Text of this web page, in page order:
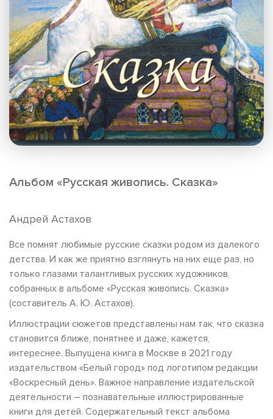
Альбом «Русская живопись. Сказка»
Андрей Астахов
Все помнят любимые русские сказки родом из далекого
детства. И как же приятно взглянуть на них еще раз, но
только глазами талантливых русских художников,
собранных в альбоме «Русская живопись. Сказка»
(составитель А. Ю. Астахов).
Иллюстрации сюжетов представлены нам так, что сказка
становится ближе, понятнее и даже, кажется,
интереснее. Выпущена книга в Москве в 2021 году
издательством «Белый город» под логотипом редакции
«Воскресный день». Важное направление издательской
деятельности – познавательные иллюстрированные
книги для детей. Содержательный текст альбома